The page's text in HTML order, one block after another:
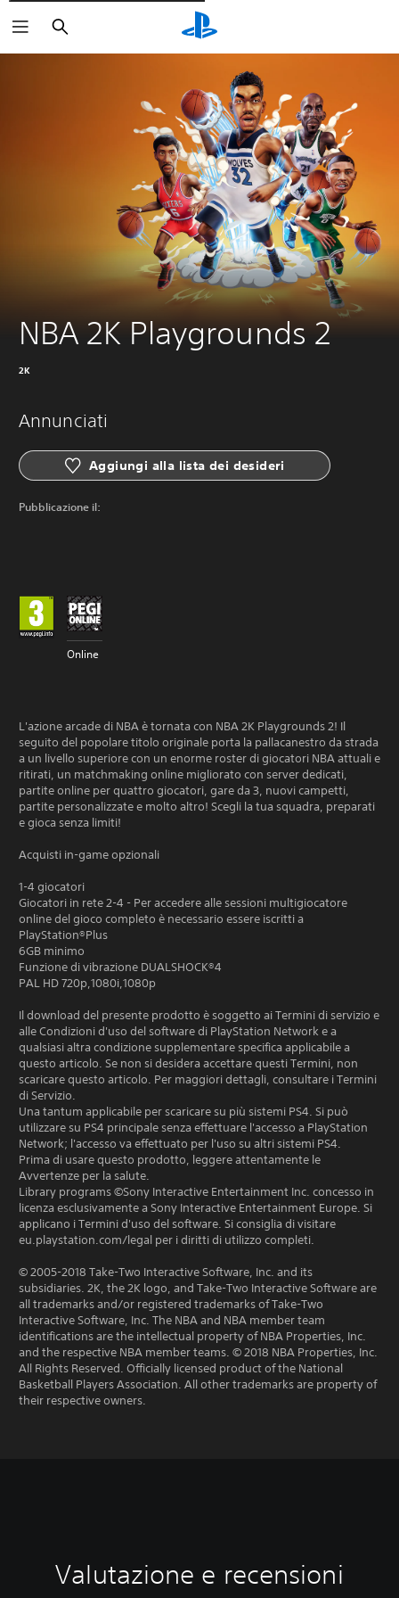
Cerca
NBA 2K Playgrounds 2
2K
Annunciati
Aggiungi alla lista dei desideri
Pubblicazione il:
Online
L'azione arcade di NBA è tornata con NBA 2K Playgrounds 2! Il
seguito del popolare titolo originale porta la pallacanestro da strada
a un livello superiore con un enorme roster di giocatori NBA attuali e
ritirati, un matchmaking online migliorato con server dedicati,
partite online per quattro giocatori, gare da 3, nuovi campetti,
partite personalizzate e molto altro! Scegli la tua squadra, preparati
e gioca senza limiti!
Acquisti in-game opzionali
1-4 giocatori
Giocatori in rete 2-4 - Per accedere alle sessioni multigiocatore
online del gioco completo è necessario essere iscritti a
PlayStation®Plus
6GB minimo
Funzione di vibrazione DUALSHOCK®4
PAL HD 720p,1080i,1080p
Il download del presente prodotto è soggetto ai Termini di servizio e
alle Condizioni d'uso del software di PlayStation Network e a
qualsiasi altra condizione supplementare specifica applicabile a
questo articolo. Se non si desidera accettare questi Termini, non
scaricare questo articolo. Per maggiori dettagli, consultare i Termini
di Servizio.
Una tantum applicabile per scaricare su più sistemi PS4. Si può
utilizzare su PS4 principale senza effettuare l'accesso a PlayStation
Network; l'accesso va effettuato per l'uso su altri sistemi PS4.
Prima di usare questo prodotto, leggere attentamente le
Avvertenze per la salute.
Library programs ©Sony Interactive Entertainment Inc. concesso in
licenza esclusivamente a Sony Interactive Entertainment Europe. Si
applicano i Termini d'uso del software. Si consiglia di visitare
eu.playstation.com/legal per i diritti di utilizzo completi.
© 2005-2018 Take-Two Interactive Software, Inc. and its
subsidiaries. 2K, the 2K logo, and Take-Two Interactive Software are
all trademarks and/or registered trademarks of Take-Two
Interactive Software, Inc. The NBA and NBA member team
identifications are the intellectual property of NBA Properties, Inc.
and the respective NBA member teams. © 2018 NBA Properties, Inc.
All Rights Reserved. Officially licensed product of the National
Basketball Players Association. All other trademarks are property of
their respective owners.
Valutazione e recensioni